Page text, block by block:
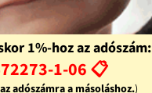
1%-hoz az adószám:
1-06 📋
adószámra a másoláshoz.)